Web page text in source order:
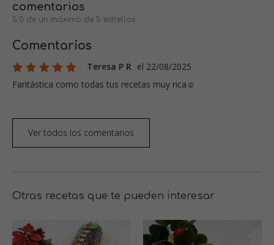
comentarios
5,0 de un máximo de 5 estrellas
Comentarios
Teresa P R el 22/08/2025
Fantástica como todas tus recetas muy rica☺️
Ver todos los comentarios
Otras recetas que te pueden interesar